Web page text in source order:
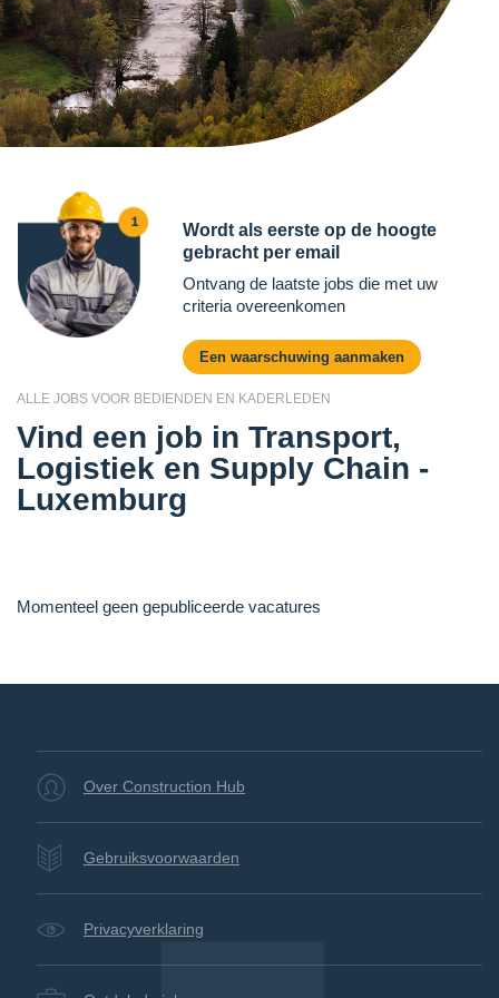
Wordt als eerste op de hoogte
gebracht per email
Ontvang de laatste jobs die met uw
criteria overeenkomen
Een waarschuwing aanmaken
ALLE JOBS VOOR BEDIENDEN EN KADERLEDEN
Vind een job in Transport,
Logistiek en Supply Chain -
Luxemburg
Momenteel geen gepubliceerde vacatures
Over Construction Hub
Gebruiksvoorwaarden
Privacyverklaring